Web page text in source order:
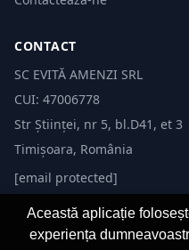
CONTACT
SC EVITĂ AMENZI SRL
CUI: 47006778
Str Științei, nr 5, bl.D41, et 3
Timișoara, România
[email protected]
Această aplicație
experiența